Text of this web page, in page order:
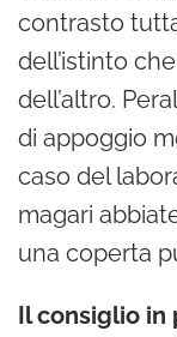
contrasto
dell’istinto
dell’altro.
di appoggio
caso del
magari
una coperta
Il consiglio in